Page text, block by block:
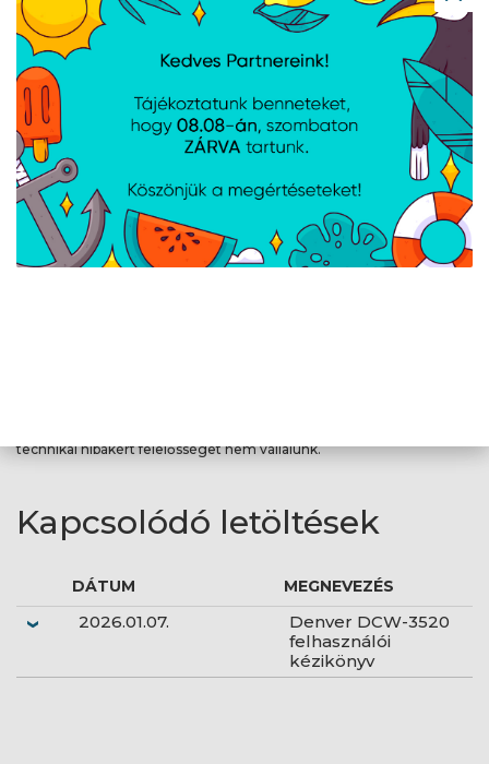
Tengelyek száma
Hazatérés funkció
Igen
Vezérlés
okostelefonnal
Igen
Giroszkóp
Tápellátás
technikai hibákért felelősséget nem vállalunk.
Kapcsolódó letöltések
DÁTUM MEGNEVEZÉS
2026.01.07.
Denver DCW-3520
felhasználói
kézikönyv